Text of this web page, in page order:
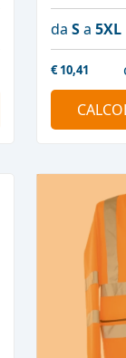
da Sa 5XL
€ 10,41